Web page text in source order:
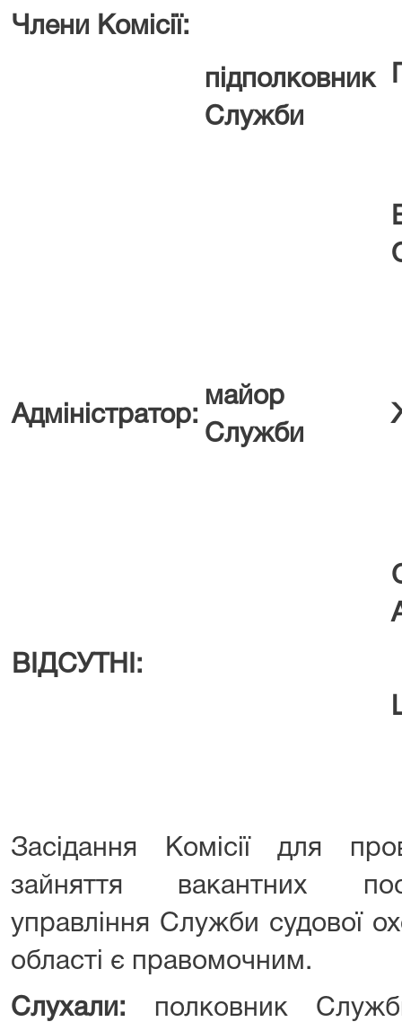
Члени Комісії:
підполковник
Служби
Адміністратор:
майор
Служби
ВІДСУТНІ:
Засідання Комісії для
зайняття вакантних
управління Служби судової
області є правомочним.
Слухали: полковник